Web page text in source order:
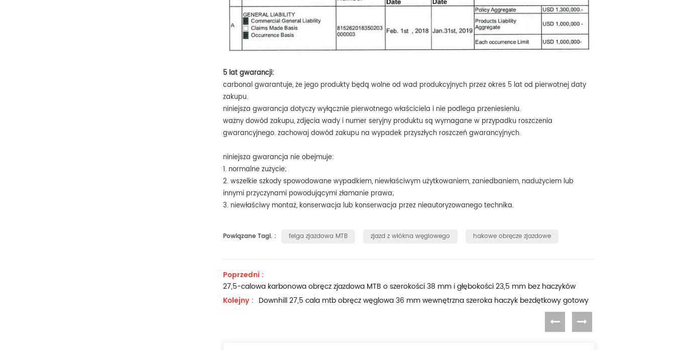
5 lat gwarancji:
carbonal gwarantuje, że jego produkty będą wolne od wad produkcyjnych przez okres 5 lat od pierwotnej daty
zakupu.
niniejsza gwarancja dotyczy wyłącznie pierwotnego właściciela i nie podlega przeniesieniu.
ważny dowód zakupu, zdjęcia wady i numer seryjny produktu są wymagane w przypadku roszczenia
gwarancyjnego. zachowaj dowód zakupu na wypadek przyszłych roszczeń gwarancyjnych.
niniejsza gwarancja nie obejmuje:
1. normalne zużycie;
2. wszelkie szkody spowodowane wypadkiem, niewłaściwym użytkowaniem, zaniedbaniem, nadużyciem lub
innymi przyczynami powodującymi złamanie prawa;
3. niewłaściwy montaż, konserwacja lub konserwacja przez nieautoryzowanego technika.
Powiązane Tagi. : felga zjazdowa MTB zjazd z włókna węglowego hakowe obręcze zjazdowe
Poprzedni :
27,5-calowa karbonowa obręcz zjazdowa MTB o szerokości 38 mm i głębokości 23,5 mm bez haczyków
Kolejny : Downhill 27,5 cala mtb obręcz węglowa 36 mm wewnętrzna szeroka haczyk bezdętkowy gotowy